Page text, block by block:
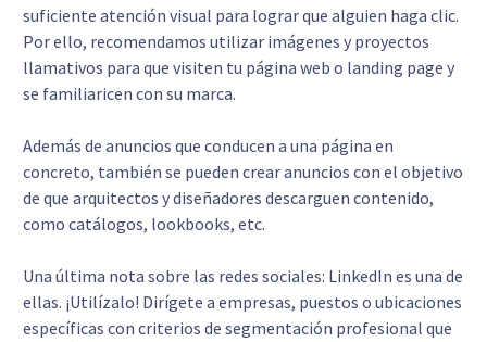
suficiente atención visual para lograr que alguien haga clic.
Por ello, recomendamos utilizar imágenes y proyectos
llamativos para que visiten tu página web o landing page y
se familiaricen con su marca.
Además de anuncios que conducen a una página en
concreto, también se pueden crear anuncios con el objetivo
de que arquitectos y diseñadores descarguen contenido,
como catálogos, lookbooks, etc.
Una última nota sobre las redes sociales: LinkedIn es una de
ellas. ¡Utilízalo! Dirígete a empresas, puestos o ubicaciones
específicas con criterios de segmentación profesional que